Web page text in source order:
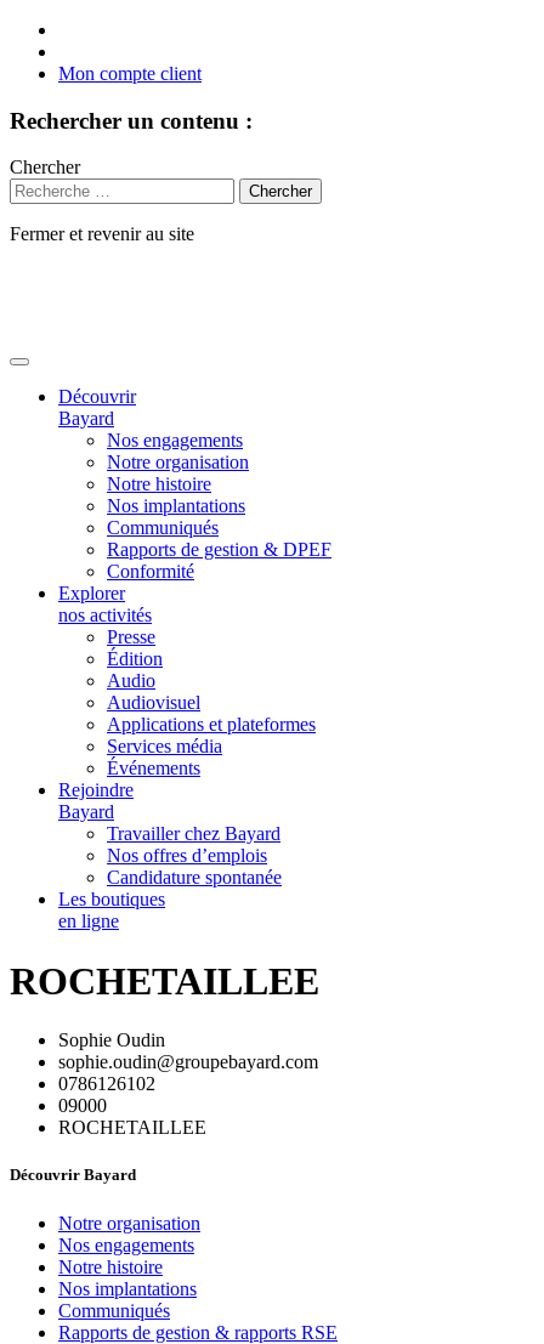
Mon compte client
Rechercher un contenu :
Chercher
Fermer et revenir au site
Découvrir
Bayard
Nos engagements
Notre organisation
Notre histoire
Nos implantations
Communiqués
Rapports de gestion & DPEF
Conformité
Explorer
nos activités
Presse
Édition
Audio
Audiovisuel
Applications et plateformes
Services média
Événements
Rejoindre
Bayard
Travailler chez Bayard
Nos offres d’emplois
Candidature spontanée
Les boutiques
en ligne
ROCHETAILLEE
Sophie Oudin
sophie.oudin@groupebayard.com
0786126102
09000
ROCHETAILLEE
Découvrir Bayard
Notre organisation
Nos engagements
Notre histoire
Nos implantations
Communiqués
Rapports de gestion & rapports RSE